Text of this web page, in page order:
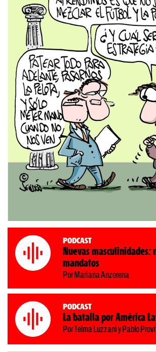
Podcast
Nuevas masculinidades:
mandatos
Por Mariana Anzorena
Podcast
La batalla por América
Por Telma Luzzani y Pablo